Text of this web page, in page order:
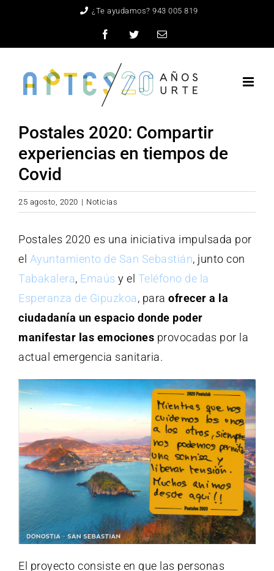
contenido
¿Te ayudamos? 943 005 819
FacebookTwitterCorreo
Postales 2020: Compartir
experiencias en tiempos de
Covid
25 agosto, 2020 | Noticias
Postales 2020 es una iniciativa impulsada por
el Ayuntamiento de San Sebastián, junto con
Tabakalera, Emaús y el Teléfono de la
Esperanza de Gipuzkoa, para ofrecer a la
ciudadanía un espacio donde poder
manifestar las emociones provocadas por la
actual emergencia sanitaria.
El proyecto consiste en que las personas